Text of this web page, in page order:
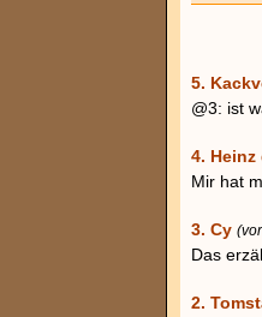
5.
@3: ist
4.
Mir hat
3. Cy
Das
2.